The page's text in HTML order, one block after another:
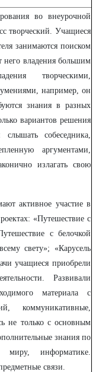
во внеурочной
творческий. Учащиеся
занимаются поиском
него владения большим
творческими,
например, он
знания в разных
вариантов решения
собеседника,
аргументами,
излагать свою
активное участие в
«Путешествие с
с белочкой
свету»; «Карусель
учащиеся приобрели
Развивали
материала с
коммуникативные,
не только с основным
знания по
миру, информатике.
связи.